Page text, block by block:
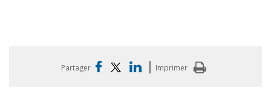
Partager | Imprimer